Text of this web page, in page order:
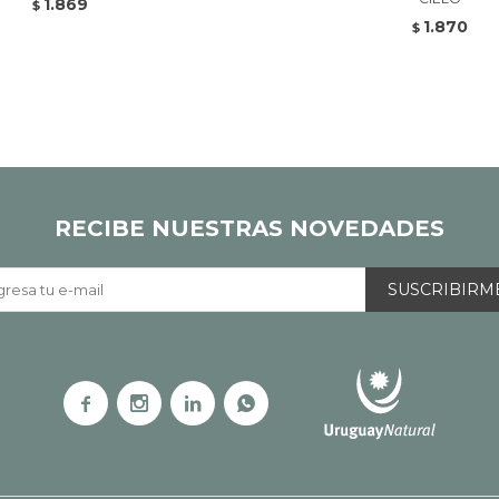
$ 1.869
$ 1.870
RECIBE NUESTRAS NOVEDADES
   